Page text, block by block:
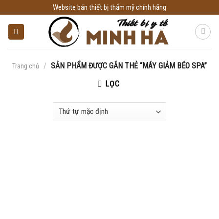
to
content
Website bán thiết bị thẩm mỹ chính hãng
Trang chủ / SẢN PHẨM ĐƯỢC GẮN THẺ “MÁY GIẢM BÉO SPA”
LỌC